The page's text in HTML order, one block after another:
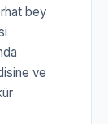
bey
ve